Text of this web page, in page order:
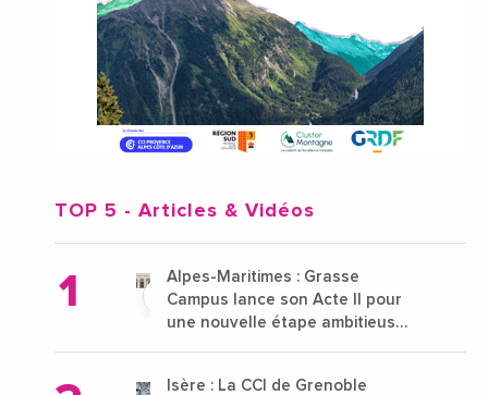
TOP 5 - Articles & Vidéos
Alpes-Maritimes : Grasse
Campus lance son Acte II pour
une nouvelle étape ambitieuse
Isère : La CCI de Grenoble